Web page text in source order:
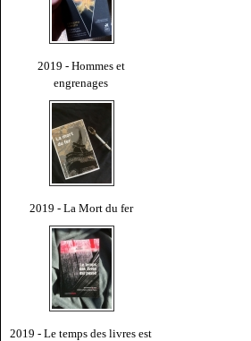
2019 - Hommes et
engrenages
2019 - La Mort du fer
2019 - Le temps des livres est